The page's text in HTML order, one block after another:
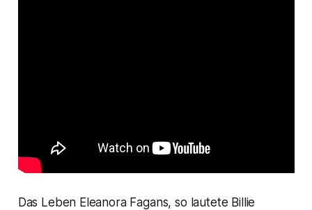
Das Leben Eleanora Fagans, so lautete Billie